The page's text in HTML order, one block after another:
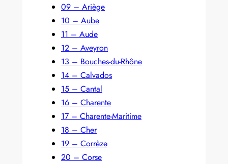
09 – Ariège
10 – Aube
11 – Aude
12 – Aveyron
13 – Bouches-du-Rhône
14 – Calvados
15 – Cantal
16 – Charente
17 – Charente-Maritime
18 – Cher
19 – Corrèze
20 – Corse